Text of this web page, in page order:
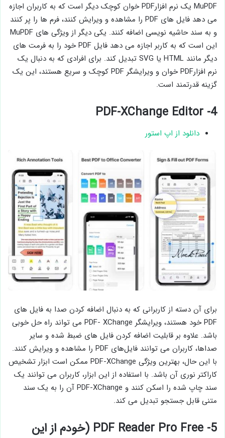
MuPDF یک نرم افزارPDF خوان کوچک دیگر است که به کاربران اجازه
می دهد فایل های PDF را مشاهده و ویرایش کنند، فرم ها را پر کنند
و به سند حاشیه نویسی اضافه کنند. یکی دیگر از ویژگی های MuPDF
این است که به کاربر اجازه می دهد فایل PDF خود را به فرمت های
دیگر مانند HTML یا SVG تبدیل کند. برای افرادی که به دنبال یک
نرم افزارPDF خوان و ویرایشگر PDF کوچک و سریع هستند، این یک
گزینه قدرتمند است.
4- PDF-XChange Editor
دانلود از اپ استور
برای آن دسته از کاربرانی که به دنبال اضافه کردن صدا به فایل های
PDF خود هستند، ویرایشگر PDF- XChange می تواند راه حل خوبی
باشد. علاوه بر قابلیت اضافه کردن فایل ‌های ضبط ‌شده و سایر
صداها، کاربران می ‌توانند فایل‌های PDF را مشاهده و ویرایش کنند.
با این حال، بهترین ویژگی PDF-XChange ممکن است ابزار تشخیص
کاراکتر نوری آن باشد. با استفاده از این ابزار، کاربران می توانند یک
سند چاپ شده را اسکن کنند و PDF-XChange آن را به یک سند
متنی قابل جستجو تبدیل می کند.
5- PDF Reader Pro Free (خودم از این